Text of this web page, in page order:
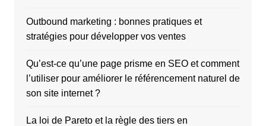
Outbound marketing : bonnes pratiques et
stratégies pour développer vos ventes
Qu’est-ce qu’une page prisme en SEO et comment
l’utiliser pour améliorer le référencement naturel de
son site internet ?
La loi de Pareto et la règle des tiers en